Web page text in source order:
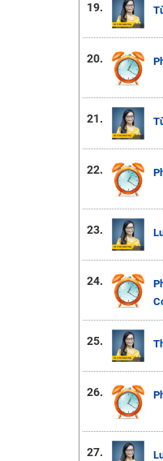
19.
20.
21.
22.
23.
24.
25.
26.
27.